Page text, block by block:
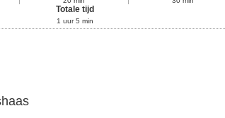
Totale tijd
1 uur 5 min